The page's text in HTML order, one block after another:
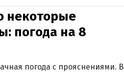
некоторые
погода на 8
погода с прояснениями. В